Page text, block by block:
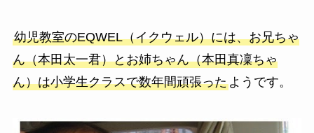
幼児教室のEQWEL（イクウェル）には、お兄ちゃ
ん（本田太一君）とお姉ちゃん（本田真凜ちゃ
ん）は小学生クラスで数年間頑張ったようです。